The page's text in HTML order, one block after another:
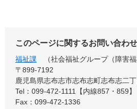
このページに関するお問い合わ
福祉課
社会福祉グループ（障害福
〒899-7192
鹿児島県志布志市志布志町志布志二
Tel：099-472-1111【内線857・859】
Fax：099-472-1336